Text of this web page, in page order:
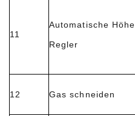
11
Automatische Höhe
Regler
12 Gas schneiden